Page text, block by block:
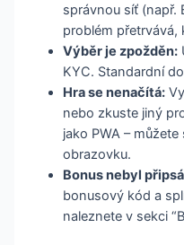
správnou síť (např.
problém
Výběr je zpožděn:
KYC. Standardní
Hra se nenačítá:
nebo zkuste jiný
jako PWA –
obrazovku.
Bonus nebyl
bonusový kód a
naleznete v sekci